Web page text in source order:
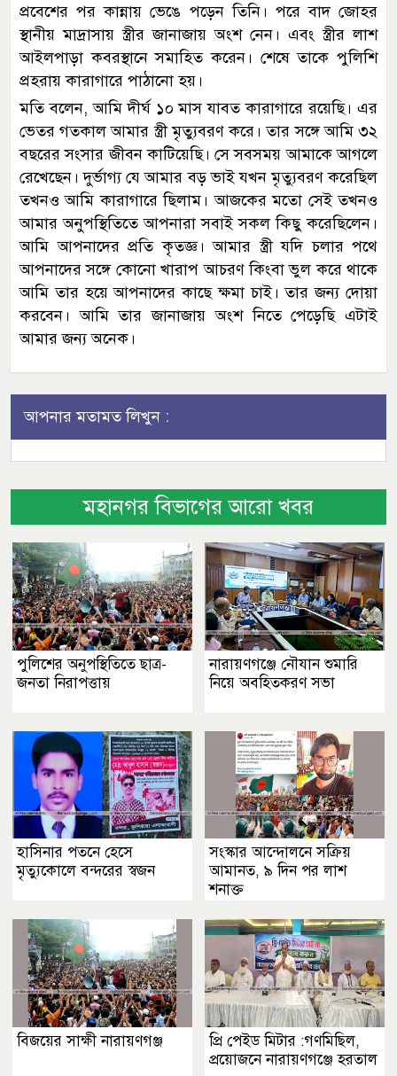
প্রবেশের পর কান্নায় ভেঙে পড়েন তিনি। পরে বাদ জোহর
স্থানীয় মাদ্রাসায় স্ত্রীর জানাজায় অংশ নেন। এবং স্ত্রীর লাশ
আইলপাড়া কবরস্থানে সমাহিত করেন। শেষে তাকে পুলিশি
প্রহরায় কারাগারে পাঠানো হয়।
মতি বলেন, আমি দীর্ঘ ১০ মাস যাবত কারাগারে রয়েছি। এর
ভেতর গতকাল আমার স্ত্রী মৃত্যুবরণ করে। তার সঙ্গে আমি ৩২
বছরের সংসার জীবন কাটিয়েছি। সে সবসময় আমাকে আগলে
রেখেছেন। দুর্ভাগ্য যে আমার বড় ভাই যখন মৃত্যুবরণ করেছিল
তখনও আমি কারাগারে ছিলাম। আজকের মতো সেই তখনও
আমার অনুপস্থিতিতে আপনারা সবাই সকল কিছু করেছিলেন।
আমি আপনাদের প্রতি কৃতজ্ঞ। আমার স্ত্রী যদি চলার পথে
আপনাদের সঙ্গে কোনো খারাপ আচরণ কিংবা ভুল করে থাকে
আমি তার হয়ে আপনাদের কাছে ক্ষমা চাই। তার জন্য দোয়া
করবেন। আমি তার জানাজায় অংশ নিতে পেড়েছি এটাই
আমার জন্য অনেক।
আপনার মতামত লিখুন :
মহানগর বিভাগের আরো খবর
পুলিশের অনুপস্থিতিতে ছাত্র-
জনতা নিরাপত্তায়
নারায়ণগঞ্জে নৌযান শুমারি
নিয়ে অবহিতকরণ সভা
হাসিনার পতনে হেসে
মৃত্যুকোলে বন্দরের স্বজন
সংস্কার আন্দোলনে সক্রিয়
আমানত, ৯ দিন পর লাশ
শনাক্ত
বিজয়ের সাক্ষী নারায়ণগঞ্জ
প্রি পেইড মিটার :গণমিছিল,
প্রয়োজনে নারায়ণগঞ্জে হরতাল